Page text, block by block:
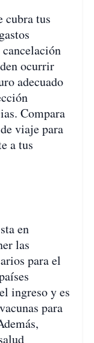
cubra tus
ocurrir
adecuado
Compara
viaje para
a tus
en
las
para el
ingreso y es
para